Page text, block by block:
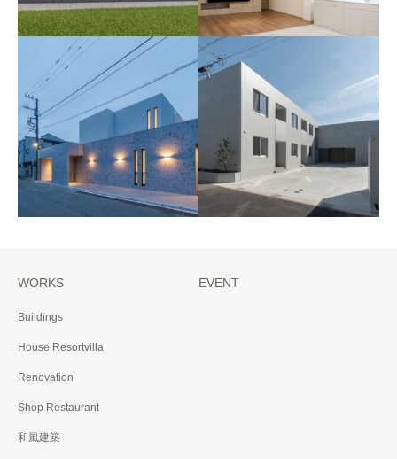
F邸
2025年 茨城県結城郡 2025年 東京都杉並区
WORKS
Buildings
House Resortvilla
Renovation
Shop Restaurant
和風建築
EVENT